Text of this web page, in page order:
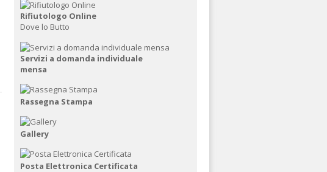
Rifiutologo Online
Dove lo Butto
Servizi a domanda individuale
mensa
Rassegna Stampa
Gallery
Posta Elettronica Certificata